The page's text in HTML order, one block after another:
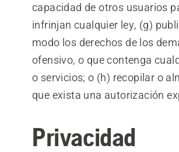
capacidad de otros usuarios
infrinjan cualquier ley, (g)
modo los derechos de los
ofensivo, o que contenga
o servicios; o (h) recopilar o
que exista una autorización
Privacidad